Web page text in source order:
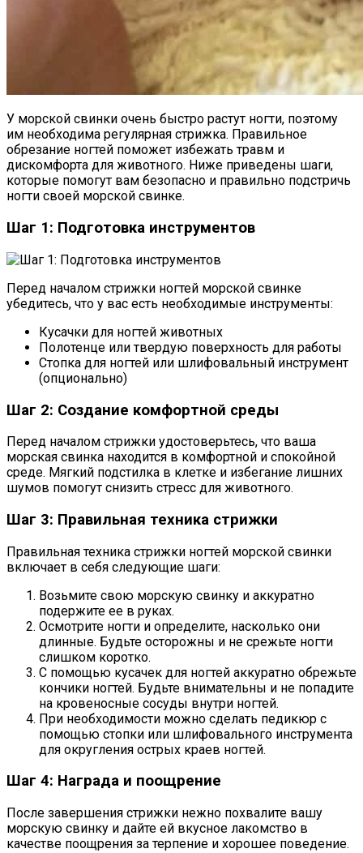
У морской свинки очень быстро растут ногти, поэтому
им необходима регулярная стрижка. Правильное
обрезание ногтей поможет избежать травм и
дискомфорта для животного. Ниже приведены шаги,
которые помогут вам безопасно и правильно подстричь
ногти своей морской свинке.
Шаг 1: Подготовка инструментов
Перед началом стрижки ногтей морской свинке
убедитесь, что у вас есть необходимые инструменты:
Кусачки для ногтей животных
Полотенце или твердую поверхность для работы
Стопка для ногтей или шлифовальный инструмент
(опционально)
Шаг 2: Создание комфортной среды
Перед началом стрижки удостоверьтесь, что ваша
морская свинка находится в комфортной и спокойной
среде. Мягкий подстилка в клетке и избегание лишних
шумов помогут снизить стресс для животного.
Шаг 3: Правильная техника стрижки
Правильная техника стрижки ногтей морской свинки
включает в себя следующие шаги:
Возьмите свою морскую свинку и аккуратно
подержите ее в руках.
Осмотрите ногти и определите, насколько они
длинные. Будьте осторожны и не срежьте ногти
слишком коротко.
С помощью кусачек для ногтей аккуратно обрежьте
кончики ногтей. Будьте внимательны и не попадите
на кровеносные сосуды внутри ногтей.
При необходимости можно сделать педикюр с
помощью стопки или шлифовального инструмента
для округления острых краев ногтей.
Шаг 4: Награда и поощрение
После завершения стрижки нежно похвалите вашу
морскую свинку и дайте ей вкусное лакомство в
качестве поощрения за терпение и хорошее поведение.